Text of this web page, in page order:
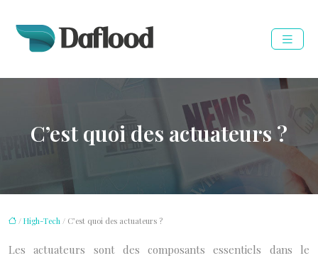
C’est quoi des actuateurs ?
/ High-Tech / C’est quoi des actuateurs ?
Les actuateurs sont des composants essentiels dans le